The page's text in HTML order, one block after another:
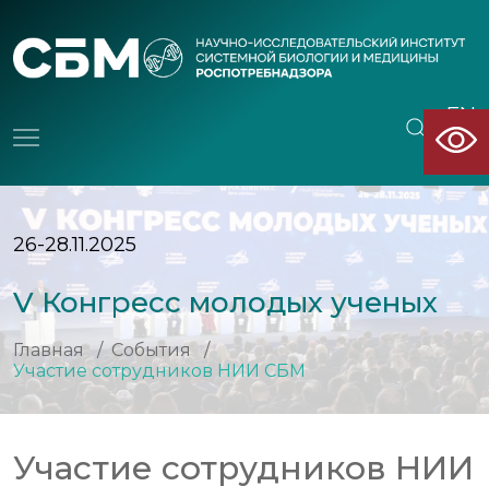
EN
CN
26-28.11.2025
V Конгресс молодых ученых
Главная / События
/
Участие сотрудников НИИ СБМ
Участие сотрудников НИИ